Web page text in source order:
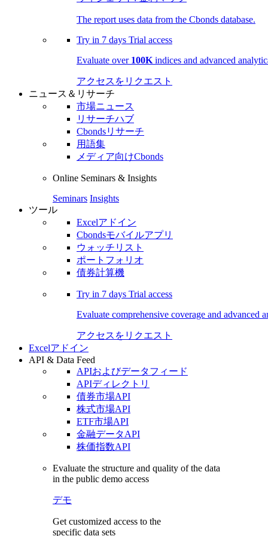
The report uses data from the Cbonds database.
Try in 7 days Trial access
Evaluate over 100K indices and advanced
アクセスをリクエスト
ニュース＆リサーチ
市場ニュース
リサーチハブ
Cbondsリサーチ
用語集
メディア向けCbonds
Online Seminars & Insights
Seminars Insights
ツール
Excelアドイン
Cbondsモバイルアプリ
ウォッチリスト
ポートフォリオ
債券計算機
Try in 7 days Trial access
Evaluate comprehensive coverage and advanced
アクセスをリクエスト
Excelアドイン
API & Data Feed
APIおよびデータフィード
APIディレクトリ
債券市場API
株式市場API
ETF市場API
金融データAPI
株価指数API
Evaluate the structure and quality of the data
in the public demo access
デモ
Get customized access to the
specific data sets